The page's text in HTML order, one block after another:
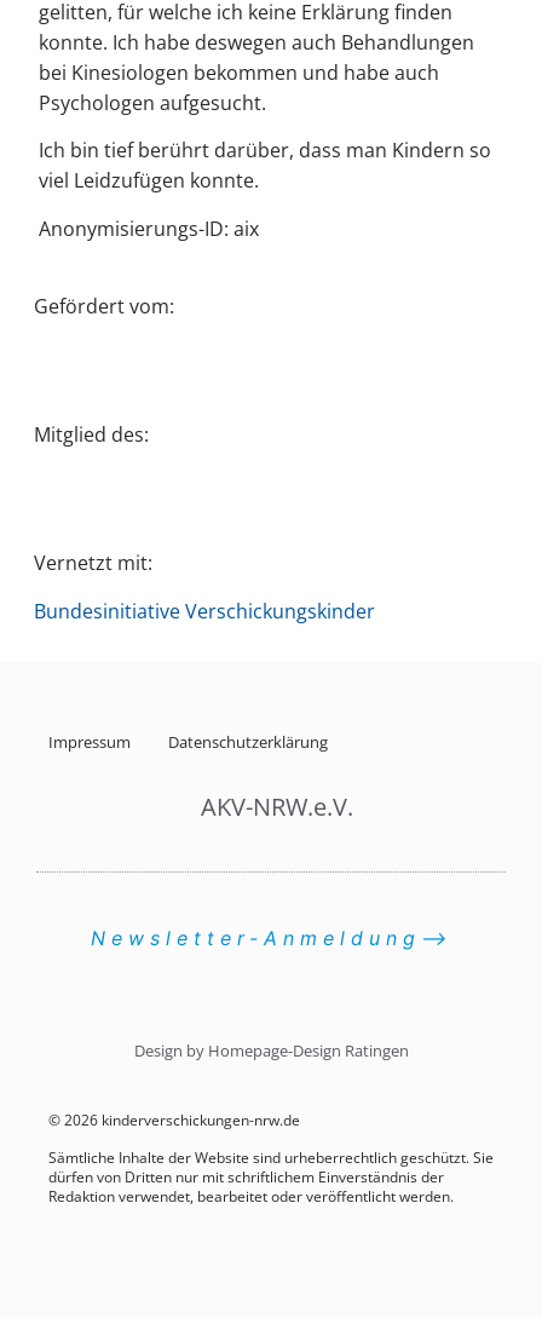
gelitten, für welche ich keine Erklärung finden
konnte. Ich habe deswegen auch Behandlungen
bei Kinesiologen bekommen und habe auch
Psychologen aufgesucht.
Ich bin tief berührt darüber, dass man Kindern so
viel Leidzufügen konnte.
Anonymisierungs-ID: aix
Gefördert vom:
Mitglied des:
Vernetzt mit:
Bundesinitiative Verschickungskinder
Impressum Datenschutzerklärung
AKV-NRW.e.V.
Newsletter-Anmeldung⟶
Design by Homepage-Design Ratingen
© 2026 kinderverschickungen-nrw.de
Sämtliche Inhalte der Website sind urheberrechtlich geschützt. Sie
dürfen von Dritten nur mit schriftlichem Einverständnis der
Redaktion verwendet, bearbeitet oder veröffentlicht werden.